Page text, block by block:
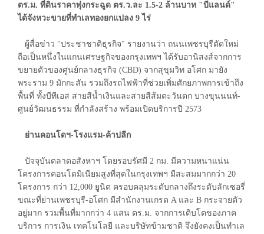
ตร.ม. ที่ดินราคาพุ่งกระฉูด ตร.ว.ละ 1.5-2 ล้านบาท "บีแลนด์"
ได้จังหวะขายที่ทำเลทองยกแปลง 9 ไร่
ผู้สื่อข่าว "ประชาชาติธุรกิจ" รายงานว่า ถนนเพชรบุรีตัดใหม่
ถือเป็นหนึ่งในแกนเศรษฐกิจของกรุงเทพฯ ได้รับอานิสงส์จากการ
ขยายตัวของศูนย์กลางธุรกิจ (CBD) จากสุขุมวิท อโศก มายัง
พระราม 9 มักกะสัน รวมถึงรถไฟฟ้าที่ช่วยเพิ่มศักยภาพการเข้าถึง
พื้นที่ ทั้งบีทีเอส สายสีน้ำเงินและสายสีส้มตะวันตก บางขุนนนท์-
ศูนย์วัฒนธรรม ที่กำลังสร้าง พร้อมเปิดบริการปี 2573
ย่านคอนโดฯ-โรงแรม-ค้าปลีก
ปัจจุบันตลาดอสังหาฯ โดยรอบรัศมี 2 กม. มีความหนาแน่น
โครงการคอนโดมิเนียมสูงที่สุดในกรุงเทพฯ มีสะสมมากกว่า 20
โครงการ กว่า 12,000 ยูนิต ครอบคลุมระดับกลางถึงระดับลักเซอรี่
ขณะที่ย่านเพชรบุรี-อโศก มีสำนักงานเกรด A และ B กระจายตัว
อยู่มาก รวมพื้นที่มากกว่า 4 แสน ตร.ม. จากการเติบโตของภาค
บริการ การเงิน เทคโนโลยี และบริษัทข้ามชาติ จึงยังคงเป็นทำเล